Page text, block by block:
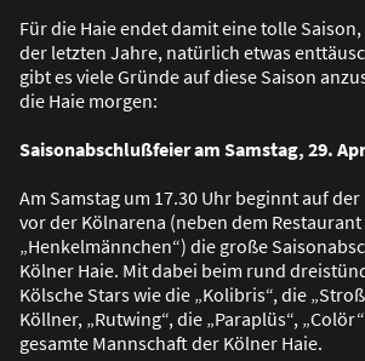
Für die Haie endet damit eine tolle
der letzten Jahre, natürlich etwas
gibt es viele Gründe auf diese Saison
die Haie morgen:
Saisonabschlußfeier am Samstag, 29.
Am Samstag um 17.30 Uhr beginnt auf
vor der Kölnarena (neben dem Restaurant
„Henkelmännchen“) die große
Kölner Haie. Mit dabei beim rund
Kölsche Stars wie die „Kolibris“, die „Stroß
Köllner, „Rutwing“, die „Paraplüs“,
gesamte Mannschaft der Kölner Haie.